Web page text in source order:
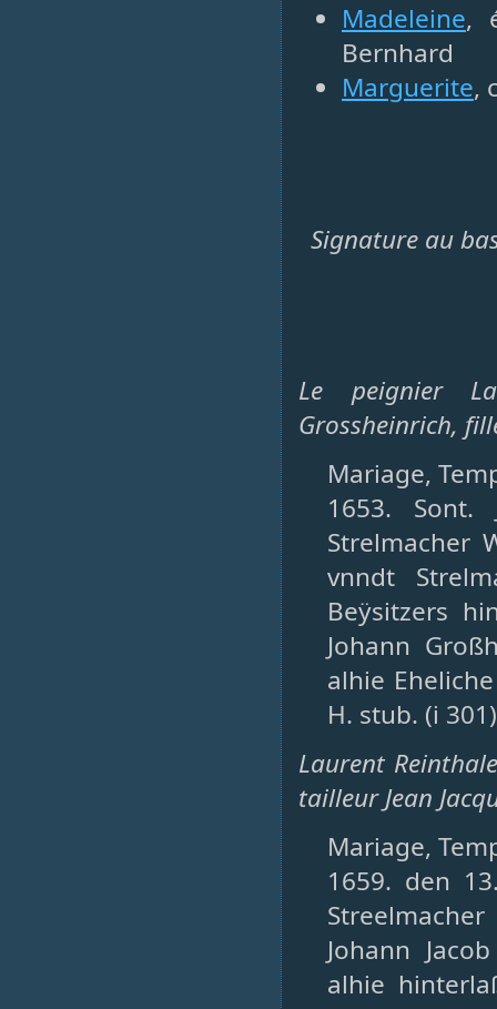
Madeleine,
Bernhard
Marguerite,
Signature au
Le peignier
Grossheinrich,
Mariage,
1653.
Strelmacher
vnndt
Beÿsitzers
Johann
alhie
H. stub. (i 301)
Laurent
tailleur Jean
Mariage,
1659. den
Johann
alhie